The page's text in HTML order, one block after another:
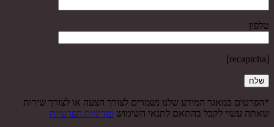
טלפון
[recaptcha]
*הפרטים במאגר המידע שלנו נשמרים לצורך הצעה או לצורך שירות
שאתה עשוי לקבל בהתאם לתנאי השימוש ומדיניות הפרטיות